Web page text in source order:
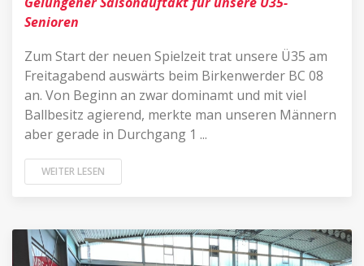
Senioren
Zum Start der neuen Spielzeit trat unsere Ü35 am
Freitagabend auswärts beim Birkenwerder BC 08
an. Von Beginn an zwar dominamt und mit viel
Ballbesitz agierend, merkte man unseren Männern
aber gerade in Durchgang 1 ...
WEITER LESEN